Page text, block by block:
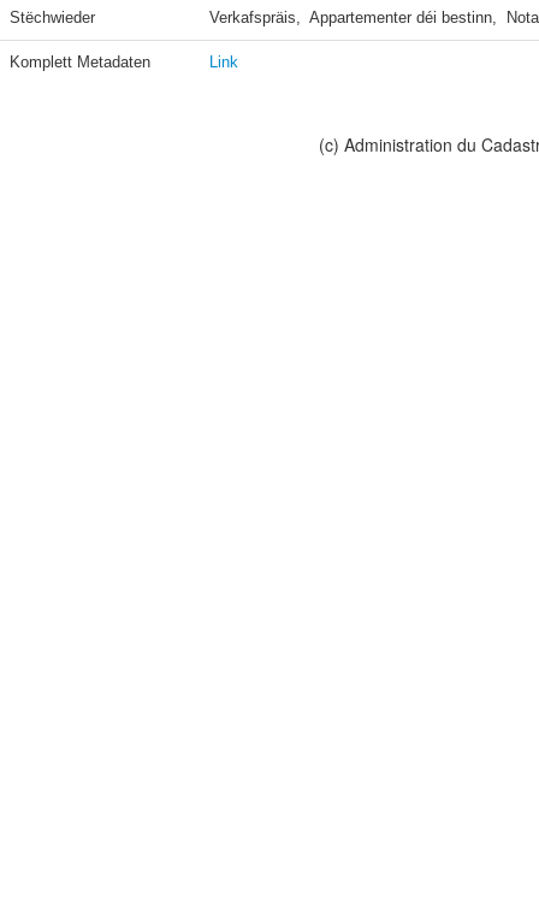
Stëchwieder Verkafspräis,  Appartementer déi bestinn,
Komplett Metadaten Link
(c) Administration du